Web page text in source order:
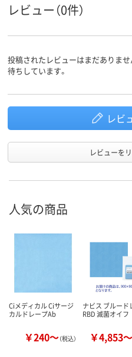
レビュー（0件）
投稿されたレビューはまだありま
待ちしています。
レビ
レビューを
人気の商品
Ciメディカル Ciサージ
カルドレープAb
￥240～（税込）
ナビス ブルード
RBD 滅菌オイフ
￥4,853～